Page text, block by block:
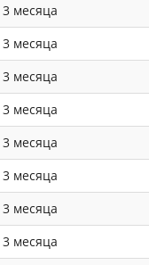
3 месяца
3 месяца
3 месяца
3 месяца
3 месяца
3 месяца
3 месяца
3 месяца